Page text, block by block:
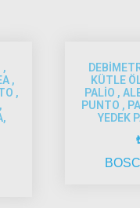
,
,
,
KÜTLE
PALİO ,
PUNTO ,
YEDEK